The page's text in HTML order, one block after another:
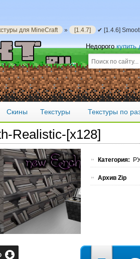
для MineCraft » [1.4.7] ✔ [1.4.6]
Недорогокупить
Скины Текстуры Текстуры по
Realistic-[x128]
Категория:
Архив Zip